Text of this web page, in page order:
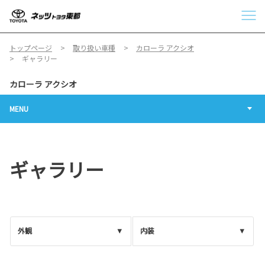
トップページ 取り扱い車種
カローラ アクシオ
ギャラリー
カローラ アクシオ
MENU
ギャラリー
外観 内装